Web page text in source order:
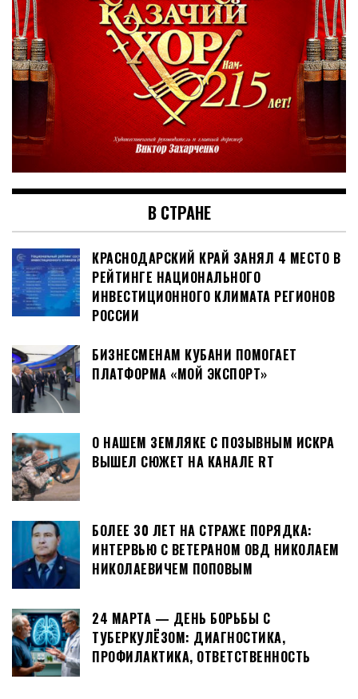
В СТРАНЕ
КРАСНОДАРСКИЙ КРАЙ ЗАНЯЛ 4 МЕСТО В
РЕЙТИНГЕ НАЦИОНАЛЬНОГО
ИНВЕСТИЦИОННОГО КЛИМАТА РЕГИОНОВ
РОССИИ
БИЗНЕСМЕНАМ КУБАНИ ПОМОГАЕТ
ПЛАТФОРМА «МОЙ ЭКСПОРТ»
О НАШЕМ ЗЕМЛЯКЕ С ПОЗЫВНЫМ ИСКРА
ВЫШЕЛ СЮЖЕТ НА КАНАЛЕ RT
БОЛЕЕ 30 ЛЕТ НА СТРАЖЕ ПОРЯДКА:
ИНТЕРВЬЮ С ВЕТЕРАНОМ ОВД НИКОЛАЕМ
НИКОЛАЕВИЧЕМ ПОПОВЫМ
24 МАРТА — ДЕНЬ БОРЬБЫ С
ТУБЕРКУЛЁЗОМ: ДИАГНОСТИКА,
ПРОФИЛАКТИКА, ОТВЕТСТВЕННОСТЬ